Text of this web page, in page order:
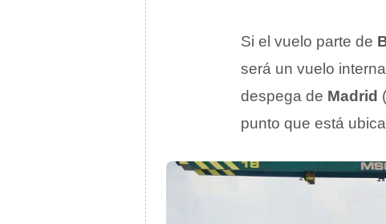
Si el vuelo parte de
será un vuelo
despega de Madrid (
punto que está